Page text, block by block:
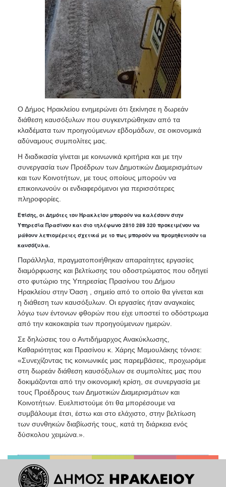
Ο Δήμος Ηρακλείου ενημερώνει ότι ξεκίνησε η δωρεάν
διάθεση καυσόξυλων που συγκεντρώθηκαν από τα
κλαδέματα των προηγούμενων εβδομάδων, σε οικονομικά
αδύναμους συμπολίτες μας.
Η διαδικασία γίνεται με κοινωνικά κριτήρια και με την
συνεργασία των Προέδρων των Δημοτικών Διαμερισμάτων
και των Κοινοτήτων, με τους οποίους μπορούν να
επικοινωνούν οι ενδιαφερόμενοι για περισσότερες
πληροφορίες.
Επίσης, οι Δημότες του Ηρακλείου μπορούν να καλέσουν στην
Υπηρεσία Πρασίνου και στο τηλέφωνο 2810 289 320 προκειμένου να
μάθουν λεπτομέρειες σχετικά με το πως μπορούν να προμηθευτούν τα
καυσόξυλα.
Παράλληλα, πραγματοποιήθηκαν απαραίτητες εργασίες
διαμόρφωσης και βελτίωσης του οδοστρώματος που οδηγεί
στο φυτώριο της Υπηρεσίας Πρασίνου του Δήμου
Ηρακλείου στην Όαση , σημείο από το οποίο θα γίνεται και
η διάθεση των καυσόξυλων. Οι εργασίες ήταν αναγκαίες
λόγω των έντονων φθορών που είχε υποστεί το οδόστρωμα
από την κακοκαιρία των προηγούμενων ημερών.
Σε δηλώσεις του ο Αντιδήμαρχος Ανακύκλωσης,
Καθαριότητας και Πρασίνου κ. Χάρης Μαμουλάκης τόνισε:
«Συνεχίζοντας τις κοινωνικές μας παρεμβάσεις, προχωράμε
στη δωρεάν διάθεση καυσόξυλων σε συμπολίτες μας που
δοκιμάζονται από την οικονομική κρίση, σε συνεργασία με
τους Προέδρους των Δημοτικών Διαμερισμάτων και
Κοινοτήτων. Ευελπιστούμε ότι θα μπορέσουμε να
συμβάλουμε έτσι, έστω και στο ελάχιστο, στην βελτίωση
των συνθηκών διαβίωσής τους, κατά τη διάρκεια ενός
δύσκολου χειμώνα.».